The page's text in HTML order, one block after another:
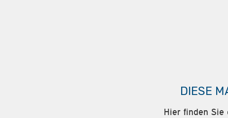
DIESE
Hier finden Sie